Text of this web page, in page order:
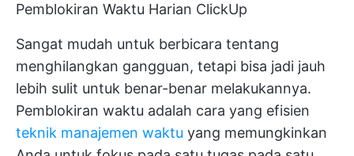
Pemblokiran Waktu Harian ClickUp
Sangat mudah untuk berbicara tentang
menghilangkan gangguan, tetapi bisa jadi jauh
lebih sulit untuk benar-benar melakukannya.
Pemblokiran waktu adalah cara yang efisien
teknik manajemen waktu yang memungkinkan